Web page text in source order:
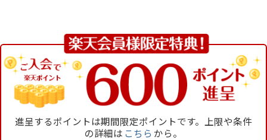
進呈するポイントは期間限定ポイントです。上限や条件
の詳細は こちら から。